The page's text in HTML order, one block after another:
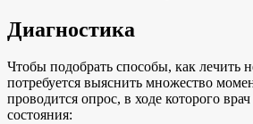
Диагностика
Чтобы подобрать способы, как лечить
потребуется выяснить множество
проводится опрос, в ходе которого
состояния: